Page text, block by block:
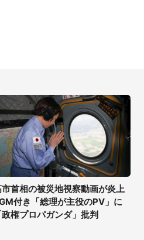
首相の被災地視察動画が炎上
付き「総理が主役のPV」に
政権プロパガンダ」批判